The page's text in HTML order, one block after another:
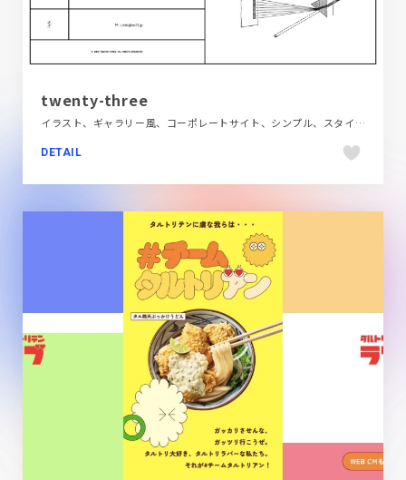
twenty-three
イラスト、ギャラリー風、コーポレートサイト、シンプル、スタイリッシュ、タイポグラフィー、デザイン・アート・音楽・文芸、フラットデザイン、ホワイト系、ポップ、ポートフォリオ
DETAIL